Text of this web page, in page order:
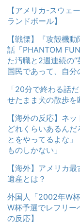
【アメリカ-スウェ
ランドボール】
【戦慄】『攻殻機
話「PHANTOM
た汚職と2週連続の
国民であって、自分
「20分で終わる話
せたまま犬の散歩
【海外の反応】ネ
どれくらいあるん
とをやってるよな
ものしかない」
【海外】アメリカ
遺産とは？
外国人「2002年W
W杯予選でレフリー
の反応】